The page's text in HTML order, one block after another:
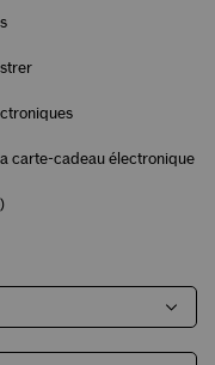
carte-cadeau électronique
)